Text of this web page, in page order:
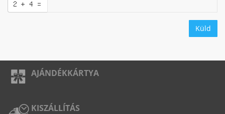
Küld
AJÁNDÉKKÁRTYA
KISZÁLLÍTÁS